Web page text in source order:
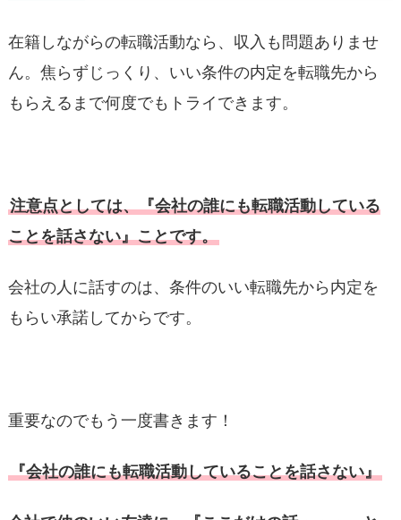
在籍しながらの転職活動なら、収入も問題ありませ
ん。焦らずじっくり、いい条件の内定を転職先から
もらえるまで何度でもトライできます。
注意点としては、『会社の誰にも転職活動している
ことを話さない』ことです。
会社の人に話すのは、条件のいい転職先から内定を
もらい承諾してからです。
重要なのでもう一度書きます！
『会社の誰にも転職活動していることを話さない』